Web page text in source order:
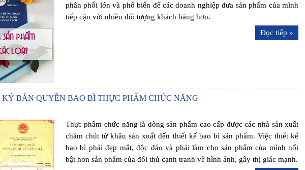
phân phối lớn và phổ biến để các doanh nghiệp đưa sản phẩm của mình
tiếp cận với nhiều đối tượng khách hàng hơn.
Đọc tiếp »
BẢN QUYỀN BAO BÌ THỰC PHẨM CHỨC NĂNG
Thực phẩm chức năng là dòng sản phẩm cao cấp được các nhà sản xuất
chăm chút từ khâu sản xuất đến thiết kế bao bì sản phẩm. Việc thiết kế
bao bì phải đẹp mắt, độc đáo và phải làm cho sản phẩm của mình nổi
bật hơn sản phẩm của đối thủ cạnh tranh về hình ảnh, gây thị giác mạnh.